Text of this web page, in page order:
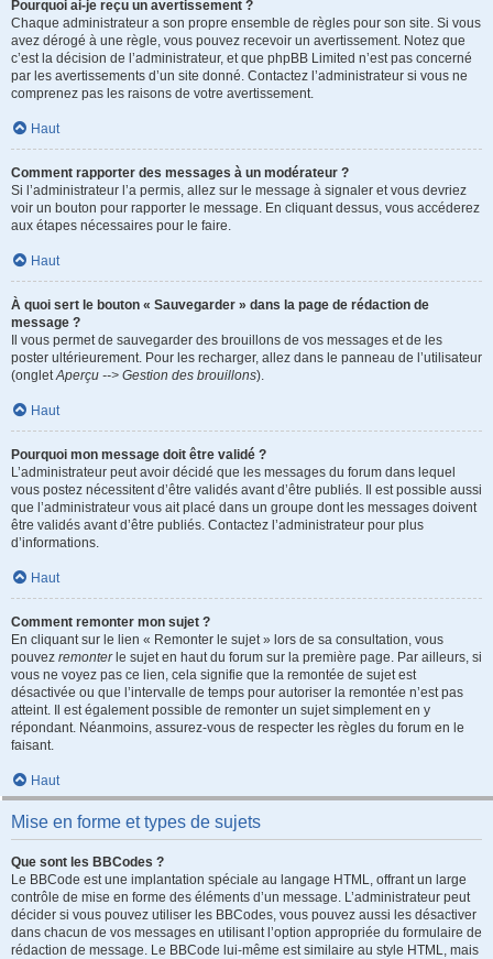
Pourquoi ai-je reçu un avertissement ?
Chaque administrateur a son propre ensemble de règles pour son site. Si vous
avez dérogé à une règle, vous pouvez recevoir un avertissement. Notez que
c’est la décision de l’administrateur, et que phpBB Limited n’est pas concerné
par les avertissements d’un site donné. Contactez l’administrateur si vous ne
comprenez pas les raisons de votre avertissement.
Haut
Comment rapporter des messages à un modérateur ?
Si l’administrateur l’a permis, allez sur le message à signaler et vous devriez
voir un bouton pour rapporter le message. En cliquant dessus, vous accéderez
aux étapes nécessaires pour le faire.
Haut
À quoi sert le bouton « Sauvegarder » dans la page de rédaction de
message ?
Il vous permet de sauvegarder des brouillons de vos messages et de les
poster ultérieurement. Pour les recharger, allez dans le panneau de l’utilisateur
(ongletAperçu --> Gestion des brouillons).
Haut
Pourquoi mon message doit être validé ?
L’administrateur peut avoir décidé que les messages du forum dans lequel
vous postez nécessitent d’être validés avant d’être publiés. Il est possible aussi
que l’administrateur vous ait placé dans un groupe dont les messages doivent
être validés avant d’être publiés. Contactez l’administrateur pour plus
d’informations.
Haut
Comment remonter mon sujet ?
En cliquant sur le lien « Remonter le sujet » lors de sa consultation, vous
pouvez remonterle sujet en haut du forum sur la première page. Par ailleurs, si
vous ne voyez pas ce lien, cela signifie que la remontée de sujet est
désactivée ou que l’intervalle de temps pour autoriser la remontée n’est pas
atteint. Il est également possible de remonter un sujet simplement en y
répondant. Néanmoins, assurez-vous de respecter les règles du forum en le
faisant.
Haut
Mise en forme et types de sujets
Que sont les BBCodes ?
Le BBCode est une implantation spéciale au langage HTML, offrant un large
contrôle de mise en forme des éléments d’un message. L’administrateur peut
décider si vous pouvez utiliser les BBCodes, vous pouvez aussi les désactiver
dans chacun de vos messages en utilisant l’option appropriée du formulaire de
rédaction de message. Le BBCode lui-même est similaire au style HTML, mais